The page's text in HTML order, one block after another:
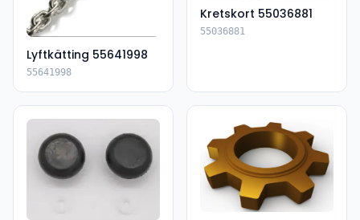
Lyftkätting 55641998
55641998
Kretskort 55036881
55036881